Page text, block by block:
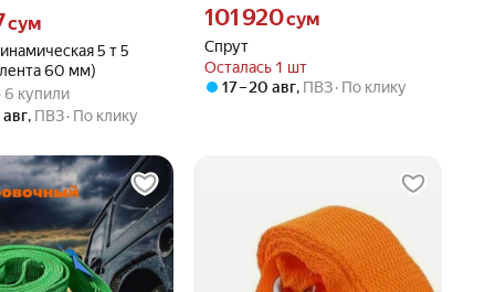
5 т 5
60 мм)
сум вместо
сум
5.0 из 5
· 6 купили
6 купили
авг, ПВЗ По клику
Спрут
Осталась 1 шт
Цена 101920 сум вместо
101 920сум
17 – 20 авг, ПВЗ По клику